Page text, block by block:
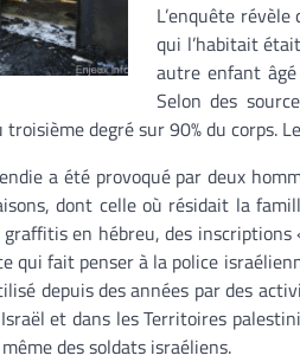
L’enquête
qui l’habitait
autre enfant
Selon des
degré sur 90% du corps.
a été provoqué par deux
dont celle où résidait la
en hébreu, des
qui fait penser à la police
depuis des années par des
et dans les Territoires
des soldats israéliens.